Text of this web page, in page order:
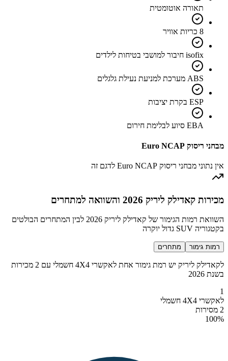
תאורה אוטומטית
8 כריות אוויר
isofix חיבור למושבי בטיחות לילדים
ABS מערכת למניעת נעילת גלגלים
ESP בקרת יציבות
EBA סיוע לבלימת חירום
מבחני ריסוק Euro NCAP
אין נתוני מבחני ריסוק Euro NCAP לדגם זה
מכירות קאדילק ליריק 2026 והשוואה למתחרים
השוואת רמות הגימור של קאדילק ליריק 2026 לבין המתחרים הבולטים
בקטגוריה SUV גדול יוקרה
רמות גימור מתחרים
לקאדילק ליריק יש רמת גימור אחת לאקשרי 4X4 חשמלי עם 2 מכירות
בשנת 2026
1
לאקשרי 4X4 חשמלי
2 מסירות
100%